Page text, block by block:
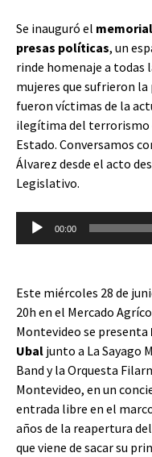
Se inauguró el
presas políticas, un
rinde homenaje a todas
mujeres que sufrieron la
fueron víctimas de la
ilegítima del terrorismo
Estado. Conversamos
Álvarez desde el acto
Legislativo.
Reproductor
00:00
Este miércoles 28 de
20h en el Mercado
Montevideo se presenta
Ubal junto a La Sayago
Band y la Orquesta
Montevideo, en un
entrada libre en el
años de la reapertura
que viene de sacar su